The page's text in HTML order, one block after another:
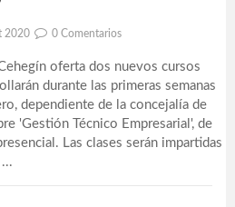
2020 0 Comentarios
oferta dos nuevos cursos
durante las primeras semanas
dependiente de la concejalía de
'Gestión Técnico Empresarial', de
Las clases serán impartidas